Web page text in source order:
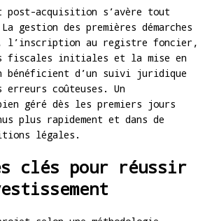
post-acquisition s’avère tout
gestion des premières démarches
l’inscription au registre foncier,
fiscales initiales et la mise en
bénéficient d’un suivi juridique
coûteuses. Un
géré dès les premiers jours
plus rapidement et dans de
légales.
clés pour réussir